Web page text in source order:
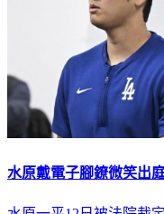
水原戴電子腳鐐微笑出